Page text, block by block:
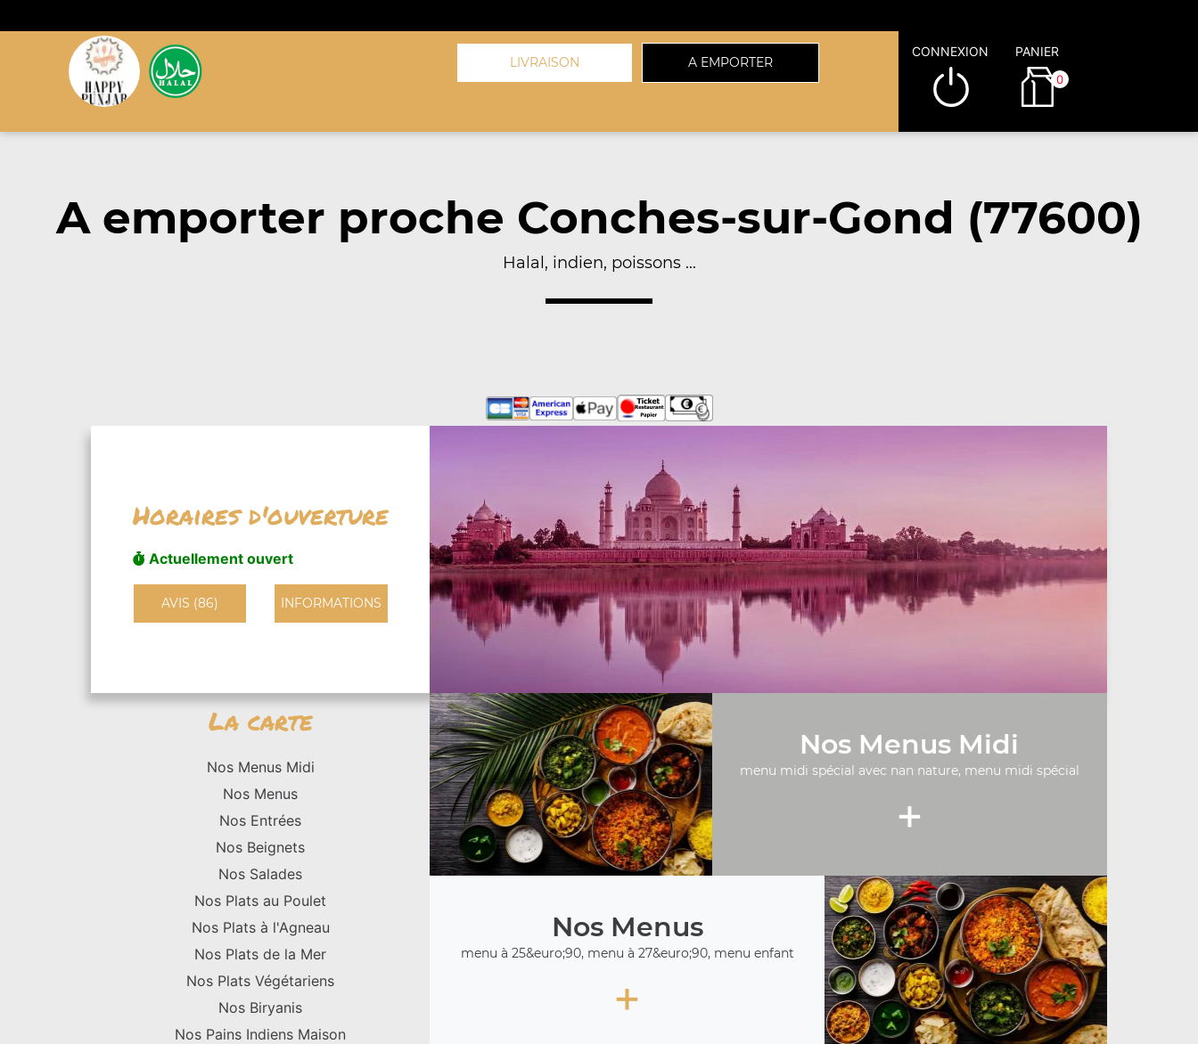
LIVRAISON A EMPORTER
CONNEXION PANIER
0
A emporter proche Conches-sur-Gond (77600)
Halal, indien, poissons ...
Horaires d'ouverture
Actuellement ouvert
AVIS (86) INFORMATIONS
La carte
Nos Menus Midi
Nos Menus
Nos Entrées
Nos Beignets
Nos Salades
Nos Plats au Poulet
Nos Plats à l'Agneau
Nos Plats de la Mer
Nos Plats Végétariens
Nos Biryanis
Nos Pains Indiens Maison
Nos Menus Midi
menu midi spécial avec nan nature, menu midi spécial
+
Nos Menus
menu à 25&euro;90, menu à 27&euro;90, menu enfant
+